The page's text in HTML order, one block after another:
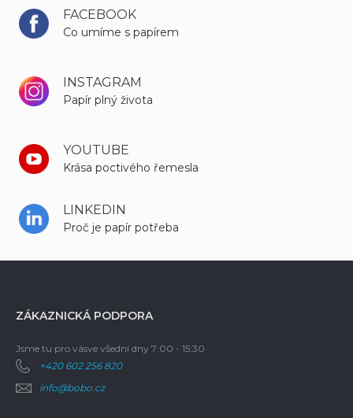
FACEBOOK
Co umíme s papírem
INSTAGRAM
Papír plný života
YOUTUBE
Krása poctivého řemesla
LINKEDIN
Proč je papír potřeba
ZÁKAZNICKÁ PODPORA
Jsme tu pro vásve všední dny 7:00 - 15:30
+420 602 256 820
info@bobo.cz